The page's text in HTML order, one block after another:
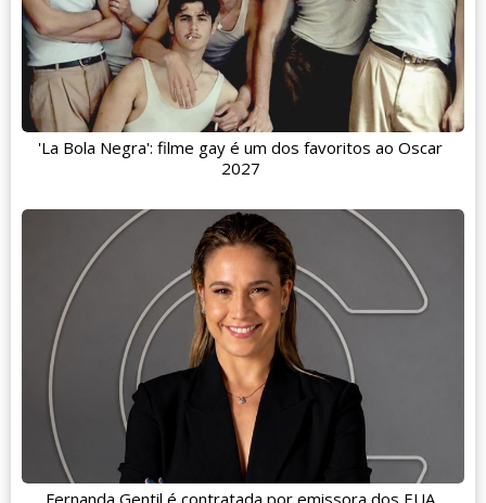
'La Bola Negra': filme gay é um dos favoritos ao Oscar
2027
Fernanda Gentil é contratada por emissora dos EUA